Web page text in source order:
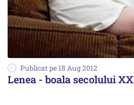
Publicat pe 18 Aug 2012
Lenea - boala secolului